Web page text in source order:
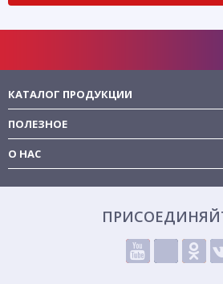
КАТАЛОГ ПРОДУКЦИИ
ПОЛЕЗНОЕ
О НАС